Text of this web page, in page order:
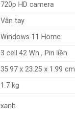
720p HD camera
Vân tay
Windows 11 Home
3 cell 42 Wh , Pin liền
35.97 x 23.25 x 1.99 cm
1.7 kg
xanh